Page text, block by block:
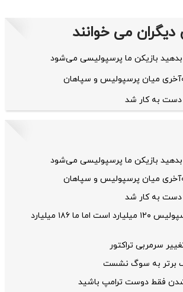
می خوانند
میان پرسپولیس و سپاهان
به کار شد
میان پرسپولیس و سپاهان
به کار شد
پیشنهاد پرسپولیس ۱۲۰ میلیارد است اما ما ۱۸۶ میلیارد
سرمربی تراکتور
برتر به سوگ نشست
فقط دوست ترامپ باشید